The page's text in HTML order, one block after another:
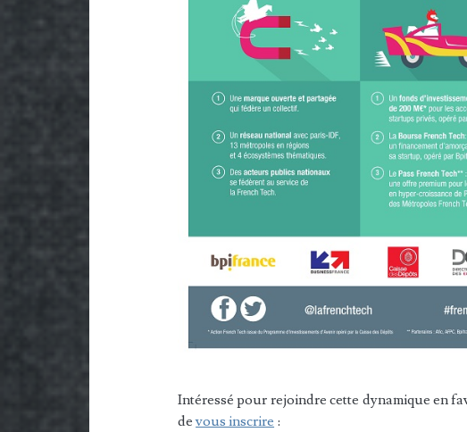
Intéressé pour rejoindre cette dynamique en
devous inscrire :